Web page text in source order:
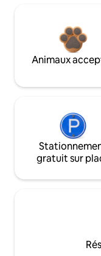
Animaux
gratuit sur